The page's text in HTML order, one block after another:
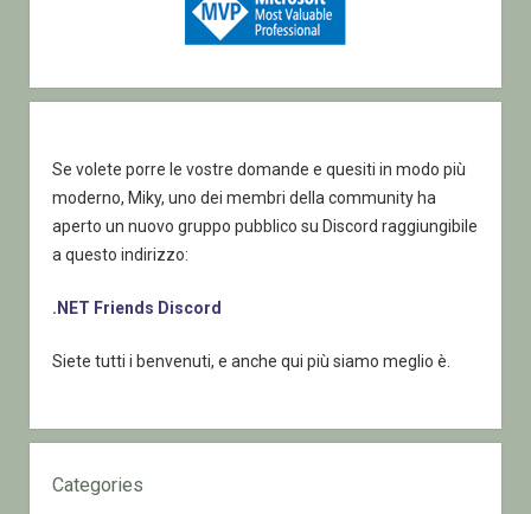
Se volete porre le vostre domande e quesiti in modo più
moderno, Miky, uno dei membri della community ha
aperto un nuovo gruppo pubblico su Discord raggiungibile
a questo indirizzo:
.NET Friends Discord
Siete tutti i benvenuti, e anche qui più siamo meglio è.
Categories